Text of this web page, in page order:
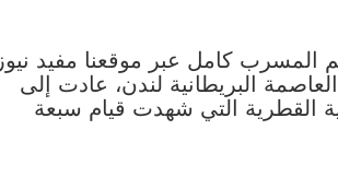
كامل عبر موقعنا مفيد نيوز
البريطانية لندن، عادت إلى
القطرية التي شهدت قيام سبعة